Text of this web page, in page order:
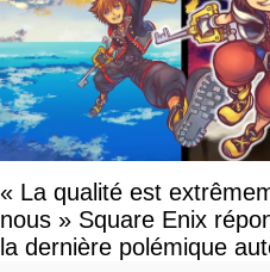
« La qualité est
nous » Square Enix
la dernière polémique